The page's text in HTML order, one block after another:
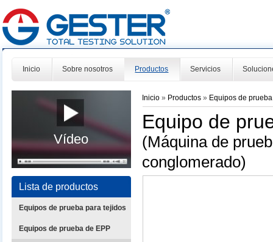
Inicio Sobre nosotros Productos Servicios
Vídeo
Lista de productos
Equipos de prueba para tejidos
Equipos de prueba de EPP
Inicio » Productos» Equipos de
Equipo de
(Máquina de
conglomerado)